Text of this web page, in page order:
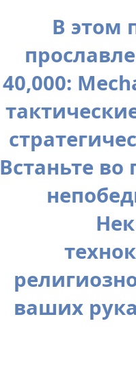
В этом
40,000:
Встаньте во
ваших